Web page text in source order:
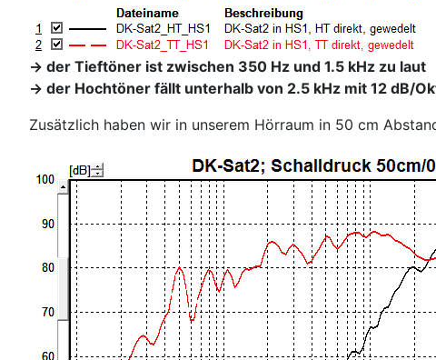
-> der Tieftöner ist zwischen 350 Hz und 1.5 kHz zu laut
-> der Hochtöner fällt unterhalb von 2.5 kHz mit 12 dB/
Zusätzlich haben wir in unserem Hörraum in 50 cm